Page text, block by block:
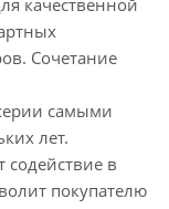
качественной
Сочетание
самыми
лет.
в
покупателю